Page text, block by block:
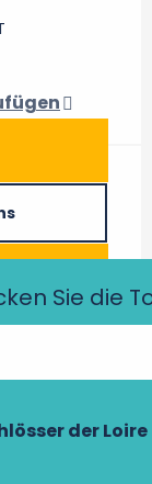
Sie die
der Loire